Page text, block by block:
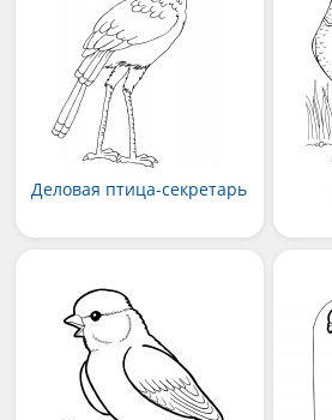
Деловая птица-секретарь